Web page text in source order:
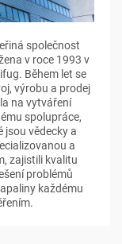
společnost
v roce 1993 v
Během let se
výrobu a prodej
na vytváření
spolupráce,
jsou vědecky a
a
zajistili kvalitu
problémů
každému